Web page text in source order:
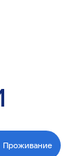
Проживание